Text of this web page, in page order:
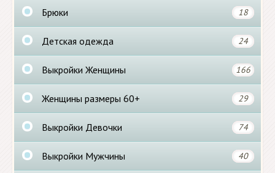
Брюки 18
Детская одежда 24
Выкройки Женщины 166
Женщины размеры 60+ 29
Выкройки Девочки 74
Выкройки Мужчины 40